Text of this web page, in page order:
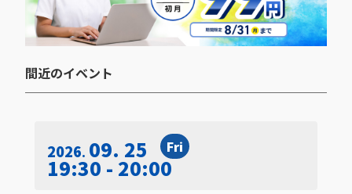
間近のイベント​
2026 09. 25 Fri
19:30 - 20:00